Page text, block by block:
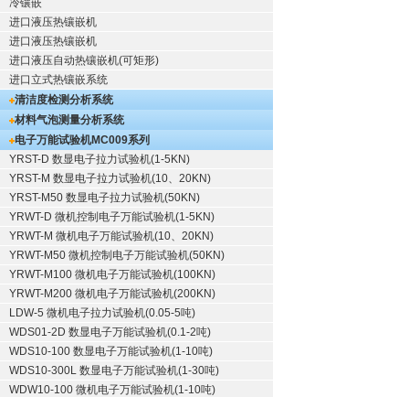
冷镶嵌
进口液压热镶嵌机
进口液压热镶嵌机
进口液压自动热镶嵌机(可矩形)
进口立式热镶嵌系统
清洁度检测分析系统
材料气泡测量分析系统
电子万能试验机MC009系列
YRST-D 数显电子拉力试验机(1-5KN)
YRST-M 数显电子拉力试验机(10、20KN)
YRST-M50 数显电子拉力试验机(50KN)
YRWT-D 微机控制电子万能试验机(1-5KN)
YRWT-M 微机电子万能试验机(10、20KN)
YRWT-M50 微机控制电子万能试验机(50KN)
YRWT-M100 微机电子万能试验机(100KN)
YRWT-M200 微机电子万能试验机(200KN)
LDW-5 微机电子拉力试验机(0.05-5吨)
WDS01-2D 数显电子万能试验机(0.1-2吨)
WDS10-100 数显电子万能试验机(1-10吨)
WDS10-300L 数显电子万能试验机(1-30吨)
WDW10-100 微机电子万能试验机(1-10吨)